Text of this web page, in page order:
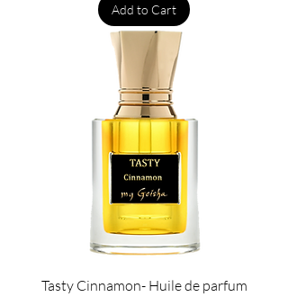
Add to Cart
Tasty Cinnamon- Huile de parfum